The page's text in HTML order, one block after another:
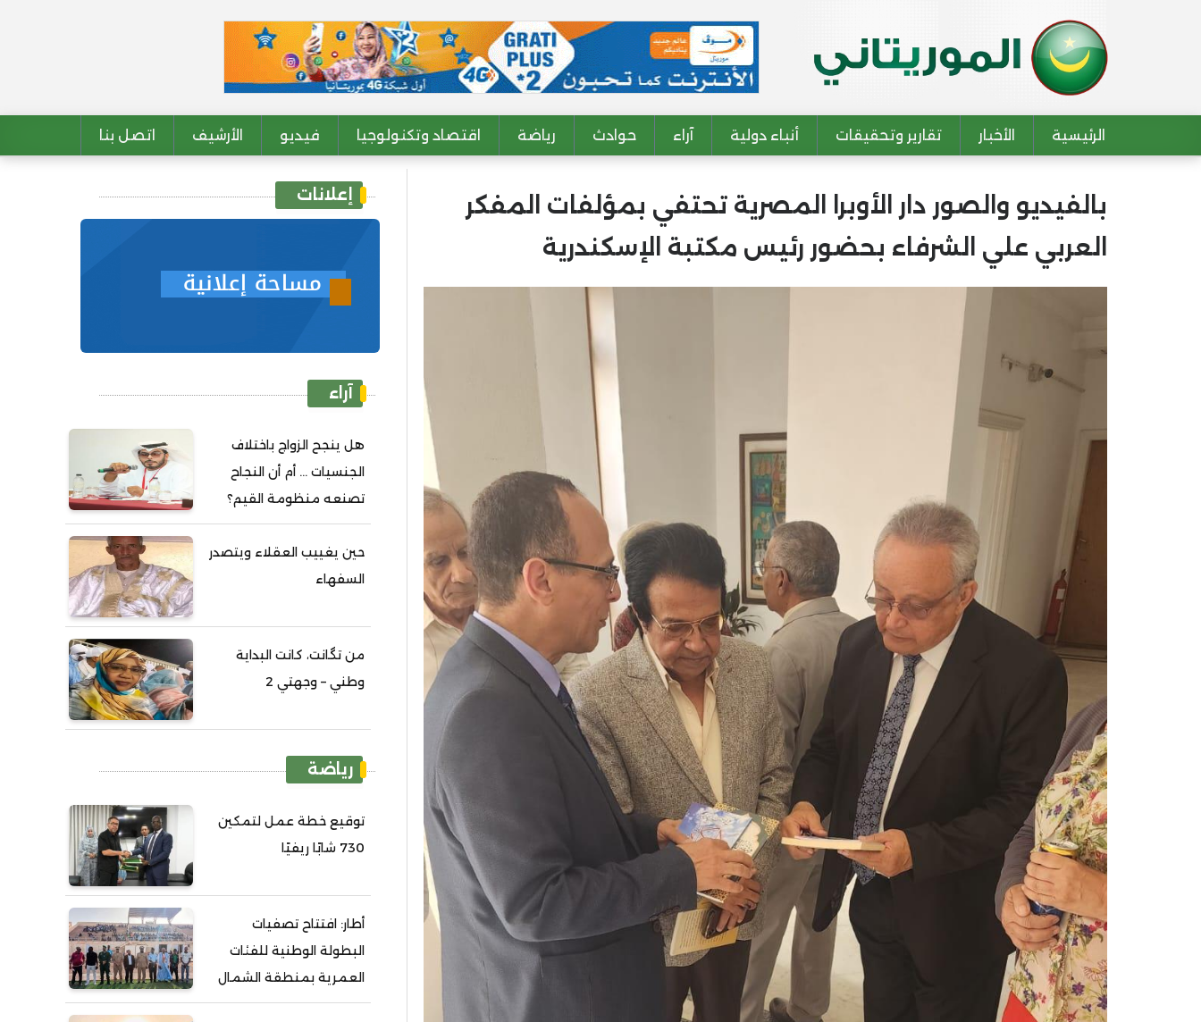
Main navigation
الرئيسية الأخبار تقارير وتحقيقات أنباء دولية آراء حوادث رياضة اقتصاد وتكنولوجيا فيديو الأرشيف اتصل بنا
بالفيديو والصور دار الأوبرا المصرية تحتفي بمؤلفات المفكر
العربي علي الشرفاء بحضور رئيس مكتبة الإسكندرية
إعلانات
آراء
هل ينجح الزواج باختلاف
الجنسيات ... أم أن النجاح
تصنعه منظومة القيم؟
حين يغييب العقلاء ويتصدر
السفهاء
من تگانت، كانت البداية
وطني – وجهتي 2
رياضة
توقيع خطة عمل لتمكين
730 شابًا ريفيًا
أطار: افتتاح تصفيات
البطولة الوطنية للفئات
العمرية بمنطقة الشمال